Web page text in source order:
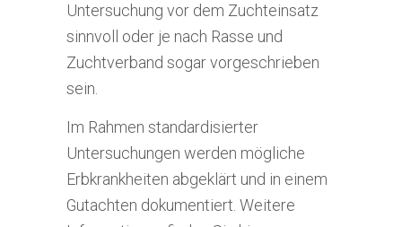
Untersuchung vor dem Zuchteinsatz
sinnvoll oder je nach Rasse und
Zuchtverband sogar vorgeschrieben
sein.
Im Rahmen standardisierter
Untersuchungen werden mögliche
Erbkrankheiten abgeklärt und in einem
Gutachten dokumentiert. Weitere